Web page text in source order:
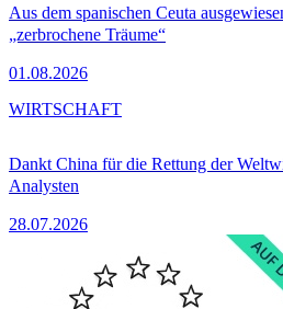
Aus dem spanischen Ceuta
„zerbrochene Träume“
01.08.2026
Dankt China für die Rettung der
Analysten
28.07.2026
WIRTSCHAFT